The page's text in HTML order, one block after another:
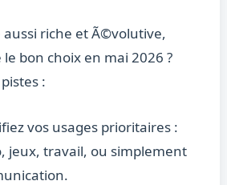
riche et Ã©volutive,
bon choix en mai 2026 ?
:
vos usages prioritaires :
jeux, travail, ou simplement